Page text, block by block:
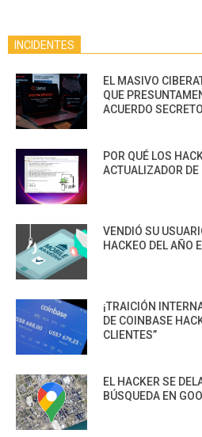
INCIDENTES
EL MASIVO
QUE
ACUERDO
POR QUÉ LOS
ACTUALIZADOR DE
VENDIÓ SU
HACKEO DEL AÑO
¡TRAICIÓN
DE COINBASE
CLIENTES”
EL HACKER SE
BÚSQUEDA EN